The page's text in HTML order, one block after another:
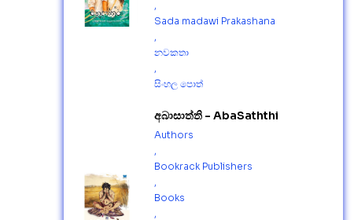
,
Sada madawi Prakashana
,
නවකතා
,
සිංහල පොත්
අබාසාත්ති - AbaSaththi
Authors
,
Bookrack Publishers
,
Books
,